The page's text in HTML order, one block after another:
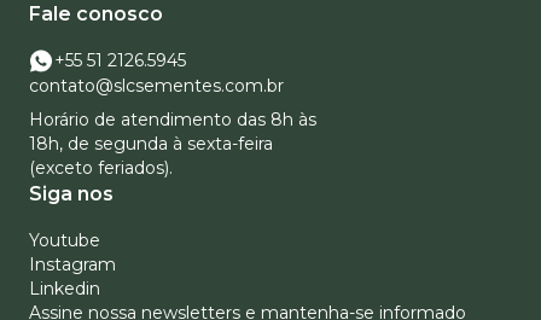
Fale conosco
+55 51 2126.5945
contato@slcsementes.com.br
Horário de atendimento das 8h às
18h, de segunda à sexta-feira
(exceto feriados).
Siga nos
Youtube
Instagram
Linkedin
Assine nossa newsletters e mantenha-se informado